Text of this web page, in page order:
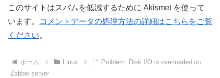
このサイトはスパムを低減するために Akismet を使って
います。
コメントデータの処理方法の詳細はこちらをご覧
ください。
ホーム Linux
Problem: Disk I/O is overloaded on
Zabbix server